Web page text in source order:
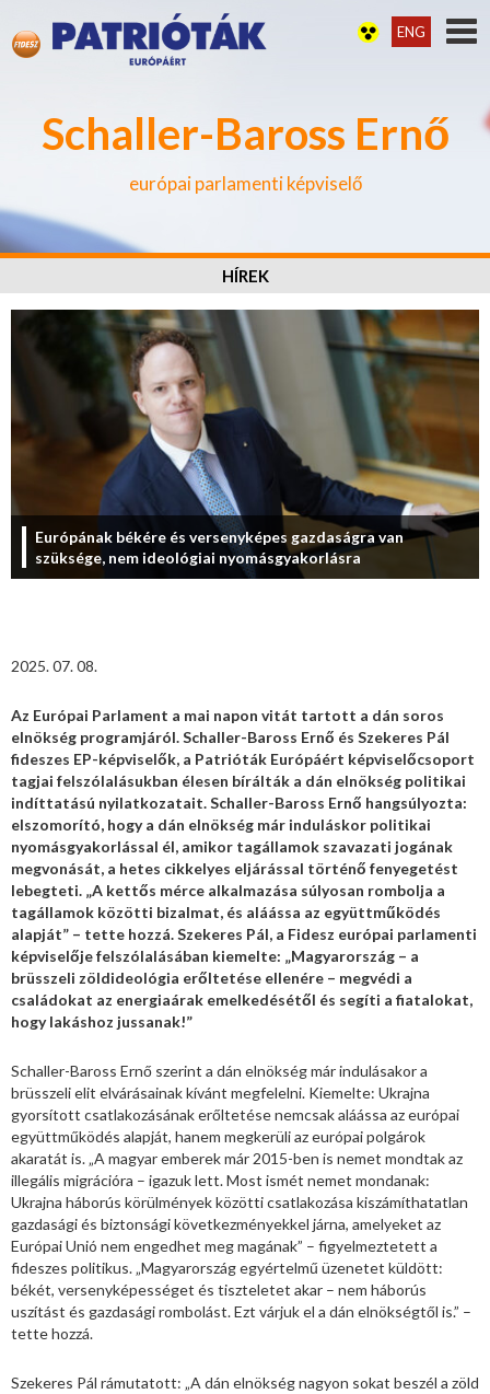
Schaller-Baross Ernő
európai parlamenti képviselő
ENG
HÍREK
Európának békére és versenyképes gazdaságra van
szüksége, nem ideológiai nyomásgyakorlásra
2025. 07. 08.
Az Európai Parlament a mai napon vitát tartott a dán soros
elnökség programjáról. Schaller-Baross Ernő és Szekeres Pál
fideszes EP-képviselők, a Patrióták Európáért képviselőcsoport
tagjai felszólalásukban élesen bírálták a dán elnökség politikai
indíttatású nyilatkozatait. Schaller-Baross Ernő hangsúlyozta:
elszomorító, hogy a dán elnökség már induláskor politikai
nyomásgyakorlással él, amikor tagállamok szavazati jogának
megvonását, a hetes cikkelyes eljárással történő fenyegetést
lebegteti. „A kettős mérce alkalmazása súlyosan rombolja a
tagállamok közötti bizalmat, és aláássa az együttműködés
alapját” – tette hozzá.Szekeres Pál, a Fidesz európai parlamenti
képviselője felszólalásában kiemelte: „Magyarország – a
brüsszeli zöldideológia erőltetése ellenére – megvédi a
családokat az energiaárak emelkedésétől és segíti a fiatalokat,
hogy lakáshoz jussanak!”
Schaller-Baross Ernő szerint a dán elnökség már indulásakor a
brüsszeli elit elvárásainak kívánt megfelelni. Kiemelte: Ukrajna
gyorsított csatlakozásának erőltetése nemcsak aláássa az európai
együttműködés alapját, hanem megkerüli az európai polgárok
akaratát is. „A magyar emberek már 2015-ben is nemet mondtak az
illegális migrációra – igazuk lett. Most ismét nemet mondanak:
Ukrajna háborús körülmények közötti csatlakozása kiszámíthatatlan
gazdasági és biztonsági következményekkel járna, amelyeket az
Európai Unió nem engedhet meg magának” – figyelmeztetett a
fideszes politikus. „Magyarország egyértelmű üzenetet küldött:
békét, versenyképességet és tiszteletet akar – nem háborús
uszítást és gazdasági rombolást. Ezt várjuk el a dán elnökségtől is.” –
tette hozzá.
Szekeres Pál rámutatott: „A dán elnökség nagyon sokat beszél a zöld